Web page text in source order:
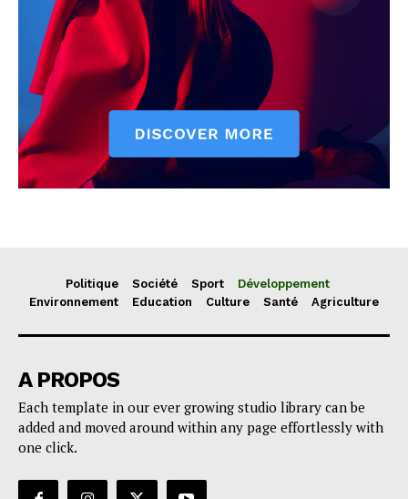
Politique Société Sport
Développement
Environnement
Education Culture Santé Agriculture
A PROPOS
Each template in our ever growing studio library can be
added and moved around within any page effortlessly with
one click.